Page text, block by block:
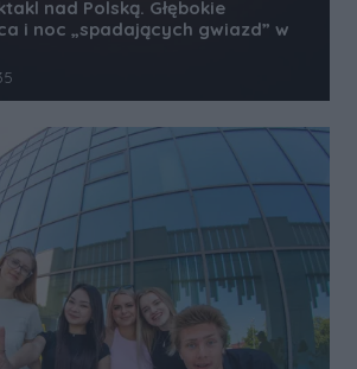
nad Polską. Głębokie
i noc „spadających gwiazd” w